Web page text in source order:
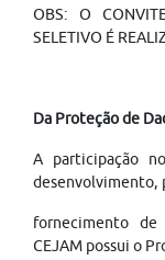
OBS: O
SELETIVO É
Da Proteção de
A participação
desenvolvimento,
fornecimento de
CEJAM possui o